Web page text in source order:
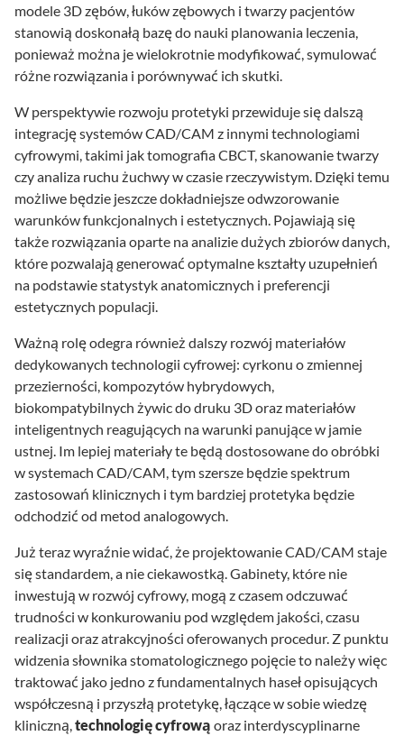
modele 3D zębów, łuków zębowych i twarzy pacjentów
stanowią doskonałą bazę do nauki planowania leczenia,
ponieważ można je wielokrotnie modyfikować, symulować
różne rozwiązania i porównywać ich skutki.
W perspektywie rozwoju protetyki przewiduje się dalszą
integrację systemów CAD/CAM z innymi technologiami
cyfrowymi, takimi jak tomografia CBCT, skanowanie twarzy
czy analiza ruchu żuchwy w czasie rzeczywistym. Dzięki temu
możliwe będzie jeszcze dokładniejsze odwzorowanie
warunków funkcjonalnych i estetycznych. Pojawiają się
także rozwiązania oparte na analizie dużych zbiorów danych,
które pozwalają generować optymalne kształty uzupełnień
na podstawie statystyk anatomicznych i preferencji
estetycznych populacji.
Ważną rolę odegra również dalszy rozwój materiałów
dedykowanych technologii cyfrowej: cyrkonu o zmiennej
przezierności, kompozytów hybrydowych,
biokompatybilnych żywic do druku 3D oraz materiałów
inteligentnych reagujących na warunki panujące w jamie
ustnej. Im lepiej materiały te będą dostosowane do obróbki
w systemach CAD/CAM, tym szersze będzie spektrum
zastosowań klinicznych i tym bardziej protetyka będzie
odchodzić od metod analogowych.
Już teraz wyraźnie widać, że projektowanie CAD/CAM staje
się standardem, a nie ciekawostką. Gabinety, które nie
inwestują w rozwój cyfrowy, mogą z czasem odczuwać
trudności w konkurowaniu pod względem jakości, czasu
realizacji oraz atrakcyjności oferowanych procedur. Z punktu
widzenia słownika stomatologicznego pojęcie to należy więc
traktować jako jedno z fundamentalnych haseł opisujących
współczesną i przyszłą protetykę, łączące w sobie wiedzę
kliniczną,technologię cyfrową oraz interdyscyplinarne